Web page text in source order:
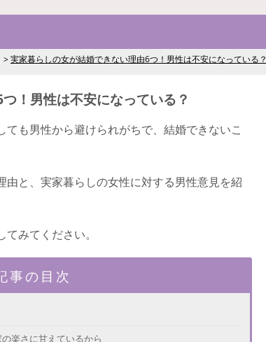
実家暮らしの女が結婚できない理由6つ！男性は不安になっている？
！男性は不安になっている？
も男性から避けられがちで、結婚できないこ
と、実家暮らしの女性に対する男性意見を紹
みてください。
事の目次
楽さに甘えているから